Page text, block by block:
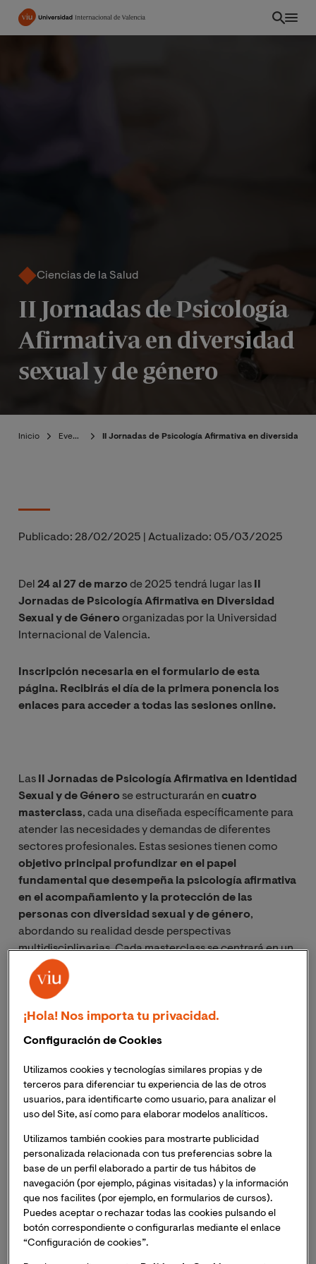
Pasar
Ciencias de la Salud
II Jornadas de Psicología
Afirmativa en diversidad
sexual y de género
Inicio Eventos II Jornadas de Psicología Afirmativa en diversidad
Publicado: 28/02/2025 Actualizado: 05/03/2025
Del 24 al 27 de marzode 2025 tendrá lugar las
Jornadas de Psicología Afirmativa en Diversidad
Sexual y de Géneroorganizadas por la Universidad
Internacional de Valencia.
Inscripción necesaria en el formulario de esta
página. Recibirás el día de la primera ponencia los
enlaces para acceder a todas las sesiones online.
Las
II Jornadas de Psicología Afirmativa en Identidad
Sexual y de Génerose estructurarán en cuatro
masterclass, cada una diseñada específicamente para
atender las necesidades y demandas de diferentes
sectores profesionales. Estas sesiones tienen como
objetivo principal profundizar en el papel
fundamental que desempeña la psicología afirmativa
en el acompañamiento y la protección de las
personas con diversidad sexual y de género,
abordando su realidad desde perspectivas
multidisciplinarias. Cada masterclass se centrará en un
ámbito profesional específico: el área de la salud
mental, la medicina, el trabajo social y el ámbito legal. A
través de un enfoque especializado, se explorará cómo
aplicar principios de psicología afirmativa en el
bienestar y los derechos de las personas con diversidad
sexual y de género.
Inscríbete ahoraa las cuatro masterclassa través del
formulario que encontrarás en esta página. Da el
primer paso hacia una práctica más inclusiva y
enriquecedora. ¡Tu formación comienza aquí!
Inauguración: Apertura jornadas
¡Hola! Nos importa tu privacidad.
Configuración de Cookies
Utilizamos cookies y tecnologías similares propias y de
terceros para diferenciar tu experiencia de las de otros
usuarios, para identificarte como usuario, para analizar el
uso del Site, así como para elaborar modelos analíticos.
Utilizamos también cookies para mostrarte publicidad
personalizada relacionada con tus preferencias sobre la
base de un perfil elaborado a partir de tus hábitos de
navegación (por ejemplo, páginas visitadas) y la información
que nos facilites (por ejemplo, en formularios de cursos).
Puedes aceptar o rechazar todas las cookies pulsando el
botón correspondiente o configurarlas mediante el enlace
“Configuración de cookies”.